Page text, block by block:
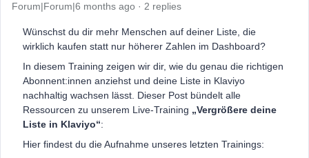
Forum|Forum|6 months ago 2 replies
Wünschst du dir mehr Menschen auf deiner Liste, die
wirklich kaufen statt nur höherer Zahlen im Dashboard?
In diesem Training zeigen wir dir, wie du genau die richtigen
Abonnent:innen anziehst und deine Liste in Klaviyo
nachhaltig wachsen lässt. Dieser Post bündelt alle
Ressourcen zu unserem Live‑Training „Vergrößere deine
Liste in Klaviyo“:
Hier findest du die Aufnahme unseres letzten Trainings: